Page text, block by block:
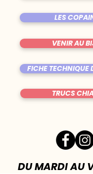
LES
VENIR AU
FICHE TECHNIQUE
TRUCS
DU MARDI AU